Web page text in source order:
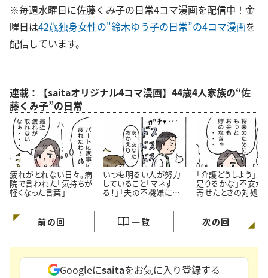
※毎週水曜日に佐藤くみ子の日常4コマ漫画を配信中！金
曜日は42歳独身女性の"鈴木ゆう子の日常”の4コマ漫画を
配信しています。
連載：【saitaオリジナル4コマ漫画】44歳4人家族の“佐
藤くみ子”の日常
疲れがとれない日々。病
院で言われた「気持ちが
軽くなった言葉」
いつも明るい人が努力
していること「マネす
る！」「夫の不機嫌に振
漫画＞
「介護どうしよう」「
足りるかな」不安が
寄せたときの対処
前の回 一覧 次の回
Googleにsaitaをお気に入り登録する